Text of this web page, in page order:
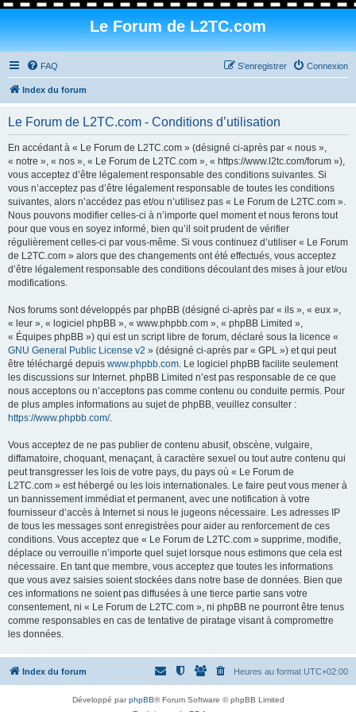
Le Forum de L2TC.com
FAQ Connexion
S’enregistrer
Index du forum
Le Forum de L2TC.com - Conditions d’utilisation
En accédant à « Le Forum de L2TC.com » (désigné ci-après par « nous »,
« notre », « nos », « Le Forum de L2TC.com », « https://www.l2tc.com/forum »),
vous acceptez d’être légalement responsable des conditions suivantes. Si
vous n’acceptez pas d’être légalement responsable de toutes les conditions
suivantes, alors n’accédez pas et/ou n’utilisez pas « Le Forum de L2TC.com ».
Nous pouvons modifier celles-ci à n’importe quel moment et nous ferons tout
pour que vous en soyez informé, bien qu’il soit prudent de vérifier
régulièrement celles-ci par vous-même. Si vous continuez d’utiliser « Le Forum
de L2TC.com » alors que des changements ont été effectués, vous acceptez
d’être légalement responsable des conditions découlant des mises à jour et/ou
modifications.
Nos forums sont développés par phpBB (désigné ci-après par « ils », « eux »,
« leur », « logiciel phpBB », « www.phpbb.com », « phpBB Limited »,
« Équipes phpBB ») qui est un script libre de forum, déclaré sous la licence «
GNU General Public License v2 » (désigné ci-après par « GPL ») et qui peut
être téléchargé depuis www.phpbb.com. Le logiciel phpBB facilite seulement
les discussions sur Internet. phpBB Limited n’est pas responsable de ce que
nous acceptons ou n’acceptons pas comme contenu ou conduite permis. Pour
de plus amples informations au sujet de phpBB, veuillez consulter :
https://www.phpbb.com/.
Vous acceptez de ne pas publier de contenu abusif, obscène, vulgaire,
diffamatoire, choquant, menaçant, à caractère sexuel ou tout autre contenu qui
peut transgresser les lois de votre pays, du pays où « Le Forum de
L2TC.com » est hébergé ou les lois internationales. Le faire peut vous mener à
un bannissement immédiat et permanent, avec une notification à votre
fournisseur d’accès à Internet si nous le jugeons nécessaire. Les adresses IP
de tous les messages sont enregistrées pour aider au renforcement de ces
conditions. Vous acceptez que « Le Forum de L2TC.com » supprime, modifie,
déplace ou verrouille n’importe quel sujet lorsque nous estimons que cela est
nécessaire. En tant que membre, vous acceptez que toutes les informations
que vous avez saisies soient stockées dans notre base de données. Bien que
ces informations ne soient pas diffusées à une tierce partie sans votre
consentement, ni « Le Forum de L2TC.com », ni phpBB ne pourront être tenus
comme responsables en cas de tentative de piratage visant à compromettre
les données.
Index du forum Heures au format UTC+02:00
Développé parphpBB® Forum Software © phpBB Limited